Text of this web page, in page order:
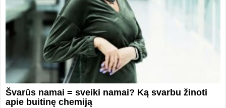
Švarūs namai = sveiki namai? Ką svarbu žinoti
apie buitinę chemiją